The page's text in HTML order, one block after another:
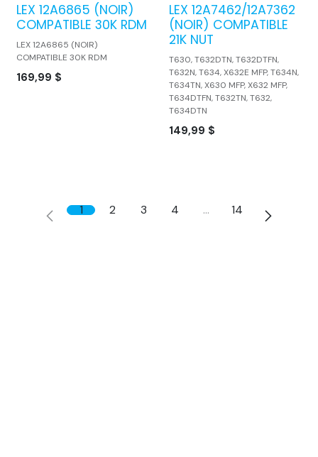
LEX 12A6865 (NOIR)
COMPATIBLE 30K RDM
LEX 12A6865 (NOIR)
COMPATIBLE 30K RDM
169,99 $
LEX 12A7462/12A7362
(NOIR) COMPATIBLE
21K NUT
T630, T632DTN, T632DTFN,
T632N, T634, X632E MFP, T634N,
T634TN, X630 MFP, X632 MFP,
T634DTFN, T632TN, T632,
T634DTN
149,99 $
1 2 3 4 … 14